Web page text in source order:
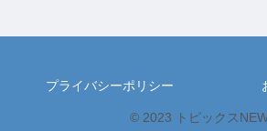
プライバシーポリシー
© 2023 トピックス